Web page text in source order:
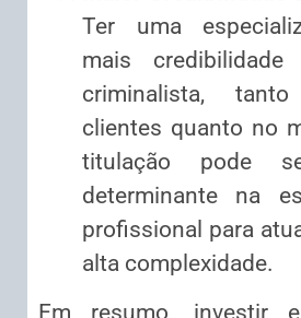
Ter uma
mais credibilidade
criminalista,
clientes quanto no
titulação pode
determinante na
profissional para
alta complexidade.
Em resumo, investir